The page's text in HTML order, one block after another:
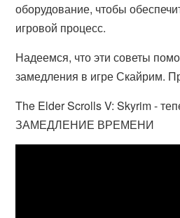
оборудование, чтобы
игровой процесс.
Надеемся, что эти советы
замедления в игре Скайрим.
The Elder Scrolls V: Skyrim -
ЗАМЕДЛЕНИЕ ВРЕМЕНИ